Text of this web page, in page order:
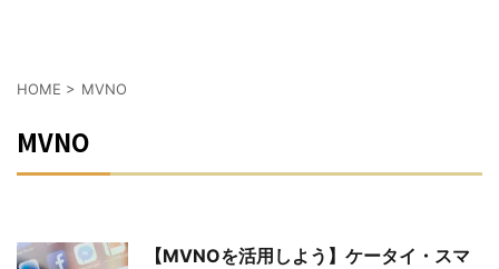
HOME > MVNO
MVNO
【MVNOを活用しよう】ケータイ・スマ